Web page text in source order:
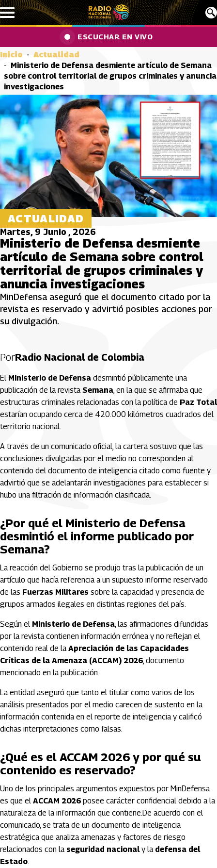
Pasar al contenido principal
ESCUCHAR EN VIVO
Inicio
Actualidad
Ministerio de Defensa desmiente artículo de Semana
sobre control territorial de grupos criminales y anuncia
investigaciones
ACTUALIDAD
Martes, 9 Junio , 2026
Ministerio de Defensa desmiente
artículo de Semana sobre control
territorial de grupos criminales y
anuncia investigaciones
MinDefensa aseguró que el documento citado por la
revista es reservado y advirtió posibles acciones por
su divulgación.
PorRadio Nacional de Colombia
El Ministerio de Defensa desmintió públicamente una
publicación de la revistaSemana, en la que se afirmaba que
estructuras criminales relacionadas con la política de Paz Total
estarían ocupando cerca de 420.000 kilómetros cuadrados del
territorio nacional.
A través de un comunicado oficial, la cartera sostuvo que las
conclusiones divulgadas por el medio no corresponden al
contenido del documento de inteligencia citado como fuente y
advirtió que se adelantarán investigaciones para establecer si
hubo una filtración de información clasificada.
¿Por qué el Ministerio de Defensa
desmintió el informe publicado por
Semana?
La reacción del Gobierno se produjo tras la publicación de un
artículo que hacía referencia a un supuesto informe reservado
de las Fuerzas Militares sobre la capacidad y presencia de
grupos armados ilegales en distintas regiones del país.
Según el Ministerio de Defensa, las afirmaciones difundidas
por la revista contienen información errónea y no reflejan el
contenido real de laApreciación de las Capacidades
Críticas de la Amenaza (ACCAM) 2026, documento
mencionado en la publicación.
La entidad aseguró que tanto el titular como varios de los
análisis presentados por el medio carecen de sustento en la
información contenida en el reporte de inteligencia y calificó
dichas interpretaciones como falsas.
¿Qué es el ACCAM 2026 y por qué su
contenido es reservado?
Uno de los principales argumentos expuestos por MinDefensa
es que el ACCAM 2026 posee carácter confidencial debido a la
naturaleza de la información que contiene.De acuerdo con el
comunicado, se trata de un documento de inteligencia
estratégica que analiza amenazas y factores de riesgo
relacionados con la seguridad nacionaly la defensa del
Estado.